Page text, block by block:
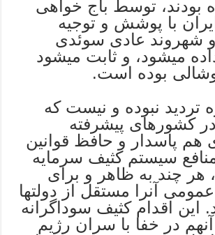
بودند، توسط باج خواهی
با پوشش و توجیه
شهروند عادی سوئدی
میشود، و ثابت میشود
بوده است.
تردید نبوده و نیست که
کشورهای پیشرفته
هم پاسدار و حافظ قوانین
سیستم کثیف سرمایه
هر چند به ظاهر و برای
آنرا مستقل از دولتها
این اقدام کثیف سوداگرانه
در خفا با سران رژیم